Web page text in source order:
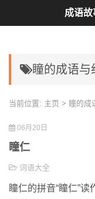
瞳的成语
当前位置: 主页 > 瞳的成
06月20日
瞳仁
词语大全
瞳仁的拼音“瞳仁”读
成语